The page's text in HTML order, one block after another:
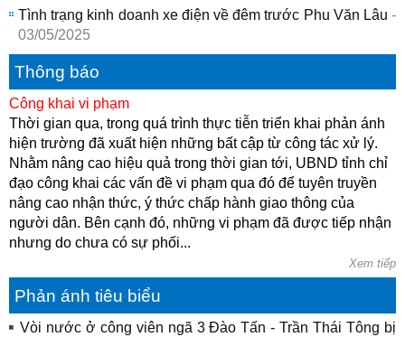
Tình trạng kinh doanh xe điện về đêm trước Phu Văn Lâu -
03/05/2025
Thông báo
Công khai vi phạm
Thời gian qua, trong quá trình thực tiễn triển khai phản ánh
hiện trường đã xuất hiện những bất cập từ công tác xử lý.
Nhằm nâng cao hiệu quả trong thời gian tới, UBND tỉnh chỉ
đạo công khai các vấn đề vi phạm qua đó để tuyên truyền
nâng cao nhận thức, ý thức chấp hành giao thông của
người dân. Bên cạnh đó, những vi phạm đã được tiếp nhận
nhưng do chưa có sự phối...
Xem tiếp
Phản ánh tiêu biểu
Vòi nước ở công viên ngã 3 Đào Tấn - Trần Thái Tông bị